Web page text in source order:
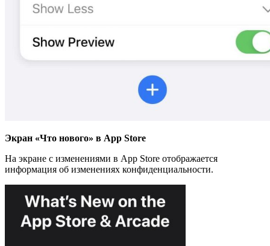
Экран «Что нового» в App Store
На экране с изменениями в App Store отображается
информация об изменениях конфиденциальности.